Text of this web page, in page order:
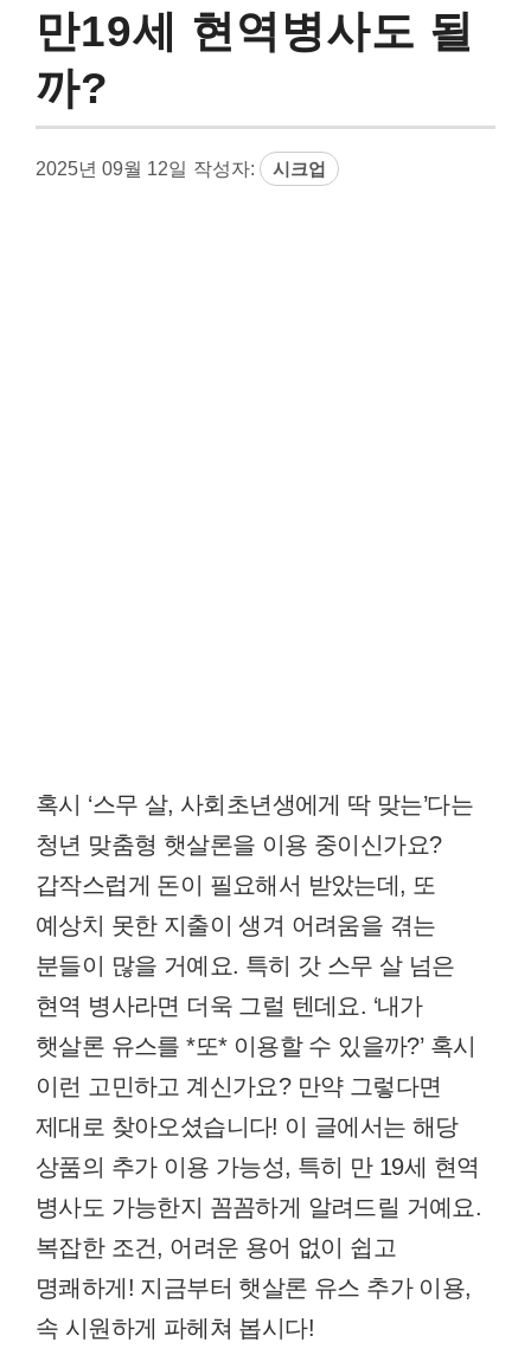
만19세 현역병사도 될
까?
2025년 09월 12일 작성자: 시크업
혹시 ‘스무 살, 사회초년생에게 딱 맞는’다는
청년 맞춤형 햇살론을 이용 중이신가요?
갑작스럽게 돈이 필요해서 받았는데, 또
예상치 못한 지출이 생겨 어려움을 겪는
분들이 많을 거예요. 특히 갓 스무 살 넘은
현역 병사라면 더욱 그럴 텐데요. ‘내가
햇살론 유스를 *또* 이용할 수 있을까?’ 혹시
이런 고민하고 계신가요? 만약 그렇다면
제대로 찾아오셨습니다! 이 글에서는 해당
상품의 추가 이용 가능성, 특히 만 19세 현역
병사도 가능한지 꼼꼼하게 알려드릴 거예요.
복잡한 조건, 어려운 용어 없이 쉽고
명쾌하게! 지금부터 햇살론 유스 추가 이용,
속 시원하게 파헤쳐 봅시다!